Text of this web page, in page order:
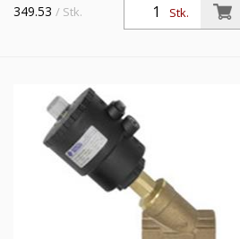
NAMUR-Schnittstelle Bronze,
Mediumstemp. -10°C bis 180°C, G 1 1/4,
Stk.
349.53 / Stk.